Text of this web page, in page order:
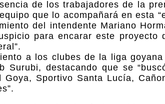
de los trabajadores de la
que lo acompañará en esta
del intendente Mariano
para encarar este proyecto
a los clubes de la liga
destacando que se
Sportivo Santa Lucía,